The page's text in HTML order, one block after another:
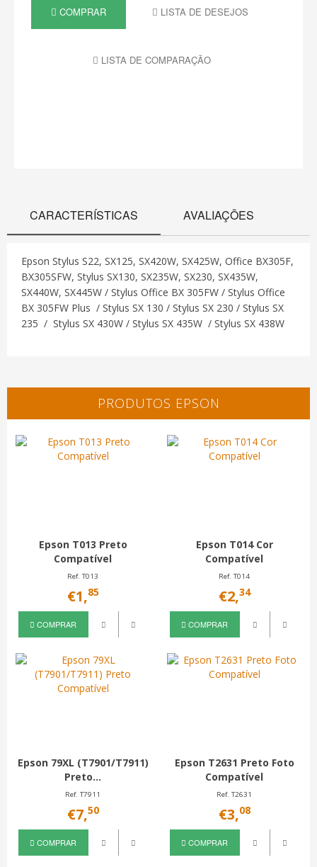
COMPRAR LISTA DE DESEJOS
LISTA DE COMPARAÇÃO
CARACTERÍSTICAS AVALIAÇÕES
Epson Stylus S22, SX125, SX420W, SX425W, Office BX305F,
BX305SFW, Stylus SX130, SX235W, SX230, SX435W,
SX440W, SX445W / Stylus Office BX 305FW / Stylus Office
BX 305FW Plus / Stylus SX 130 / Stylus SX 230 / Stylus SX
235 / Stylus SX 430W / Stylus SX 435W / Stylus SX 438W
PRODUTOS EPSON
Epson T013 Preto
Compatível
Ref. T013
€1,85
COMPRAR
Epson T014 Cor
Compatível
Ref. T014
€2,34
COMPRAR
Epson 79XL (T7901/T7911)
Preto...
Ref. T7911
€7,50
COMPRAR
Epson T2631 Preto Foto
Compatível
Ref. T2631
€3,08
COMPRAR